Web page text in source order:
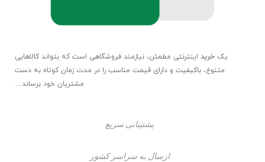
یک خرید اینترنتی مطمئن، نیازمند فروشگاهی است که بتواند کالاهایی
متنوع، باکیفیت و دارای قیمت مناسب را در مدت زمان کوتاه به دست
مشتریان خود برساند…
پشتیبانی سریع
ارسال به سراسر کشور